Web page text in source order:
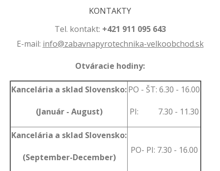
KONTAKTY
Tel. kontakt: +421 911 095 643
E-mail: info@zabavnapyrotechnika-velkoobchod.sk
Otváracie hodiny:
Kancelária a sklad Slovensko:
(Január - August)
PO - ŠT: 6.30 - 16.00
PI: 7.30 - 11.30
Kancelária a sklad Slovensko:
(September-December)
PO- PI: 7.30 - 16.00